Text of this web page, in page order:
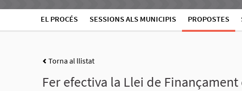
EL PROCÉS SESSIONS ALS MUNICIPIS PROPOSTES
Torna al llistat
Fer efectiva la Llei de